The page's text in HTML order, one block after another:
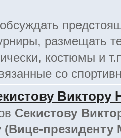
размещать
костюмы и
со
Виктору
Секистову
(Вице-